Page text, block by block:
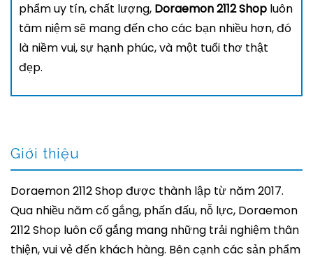
phẩm uy tín, chất lượng, Doraemon 2112 Shop luôn
tâm niệm sẽ mang đến cho các bạn nhiều hơn, đó
là niềm vui, sự hạnh phúc, và một tuổi thơ thật
đẹp.
Giới thiệu
Doraemon 2112 Shop được thành lập từ năm 2017.
Qua nhiều năm cố gắng, phấn đấu, nỗ lực, Doraemon
2112 Shop luôn cố gắng mang những trải nghiệm thân
thiện, vui vẻ đến khách hàng. Bên cạnh các sản phẩm